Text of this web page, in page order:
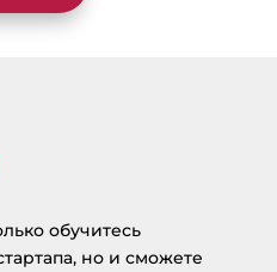
обучитесь
но и сможете